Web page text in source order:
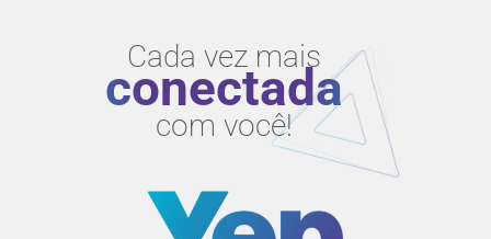
Cada vez mais
conectada
com você!